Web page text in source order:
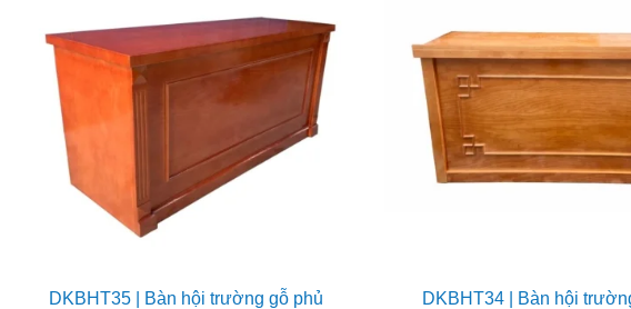
DKBHT35 | Bàn hội trường gỗ phủ
DKBHT34 | Bàn hội